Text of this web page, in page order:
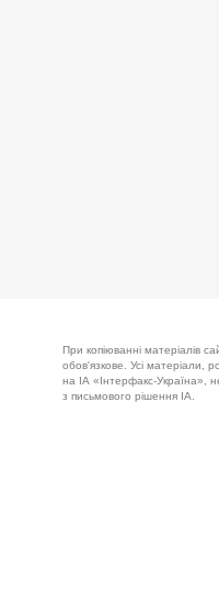
При копіюванні матеріалів
обов'язкове. Усі матеріали,
на ІА «Інтерфакс-Україна»,
з письмового рішення ІА.